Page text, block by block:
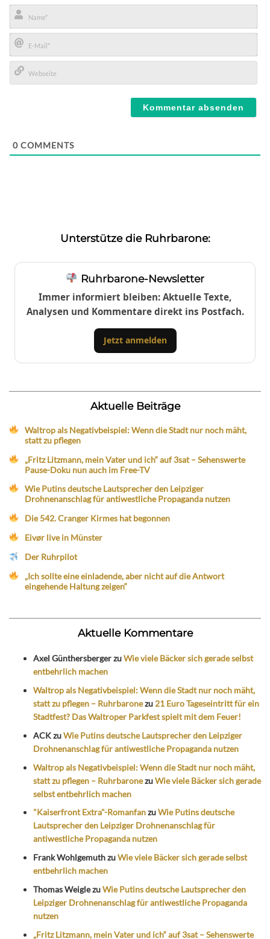
Name*
E-
Mail*
0 COMMENTS
Unterstütze die Ruhrbarone:
Ruhrbarone-Newsletter
Immer informiert bleiben: Aktuelle Texte,
Analysen und Kommentare direkt ins Postfach.
Jetzt anmelden
Aktuelle Beiträge
Waltrop als Negativbeispiel: Wenn die Stadt nur noch mäht,
statt zu pflegen
„Fritz Litzmann, mein Vater und ich“ auf 3sat – Sehenswerte
Pause-Doku nun auch im Free-TV
Wie Putins deutsche Lautsprecher den Leipziger
Drohnenanschlag für antiwestliche Propaganda nutzen
Die 542. Cranger Kirmes hat begonnen
Eivør live in Münster
Der Ruhrpilot
„Ich sollte eine einladende, aber nicht auf die Antwort
eingehende Haltung zeigen“
Aktuelle Kommentare
Axel GünthersbergerzuWie viele Bäcker sich gerade selbst
entbehrlich machen
Waltrop als Negativbeispiel: Wenn die Stadt nur noch mäht,
statt zu pflegen – Ruhrbaronezu 21 Euro Tageseintritt für ein
Stadtfest? Das Waltroper Parkfest spielt mit dem Feuer!
ACKzuWie Putins deutsche Lautsprecher den Leipziger
Drohnenanschlag für antiwestliche Propaganda nutzen
Waltrop als Negativbeispiel: Wenn die Stadt nur noch mäht,
statt zu pflegen – RuhrbaronezuWie viele Bäcker sich gerade
selbst entbehrlich machen
"Kaiserfront Extra"-RomanfanzuWie Putins deutsche
Lautsprecher den Leipziger Drohnenanschlag für
antiwestliche Propaganda nutzen
Frank WohlgemuthzuWie viele Bäcker sich gerade selbst
entbehrlich machen
Thomas WeiglezuWie Putins deutsche Lautsprecher den
Leipziger Drohnenanschlag für antiwestliche Propaganda
nutzen
„Fritz Litzmann, mein Vater und ich“ auf 3sat – Sehenswerte